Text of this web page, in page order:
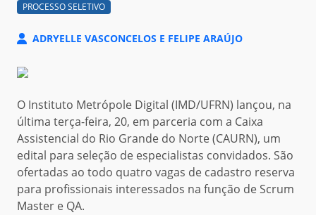
PROCESSO SELETIVO
ADRYELLE VASCONCELOS E FELIPE ARAÚJO
O Instituto Metrópole Digital (IMD/UFRN) lançou, na
última terça-feira, 20, em parceria com a Caixa
Assistencial do Rio Grande do Norte (CAURN), um
edital para seleção de especialistas convidados. São
ofertadas ao todo quatro vagas de cadastro reserva
para profissionais interessados na função de Scrum
Master e QA.